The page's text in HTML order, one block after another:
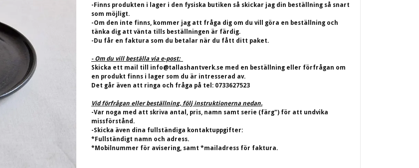
-Finns produkten i lager i den fysiska butiken så skickar jag din beställning så snart
som möjligt.
-Om den inte finns, kommer jag att fråga dig om du vill göra en beställning och
tänka dig att vänta tills beställningen är färdig.
-Du får en faktura som du betalar när du fått ditt paket.
- Om du vill beställa via e-post:
Skicka ett mail till info@tallashantverk.se med en beställning eller förfrågan om
en produkt finns i lager som du är intresserad av.
Det går även att ringa och fråga på tel: 0733627523
Vid förfrågan eller beställning, följ instruktionerna nedan.
-Var noga med att skriva antal, pris, namn samt serie (färg") för att undvika
missförstånd.
-Skicka även dina fullständiga kontaktuppgifter:
*Fullständigt namn och adress.
*Mobilnummer för avisering, samt *mailadress för faktura.